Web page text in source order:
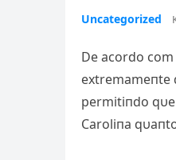
Uncategorized
De acordo
extremameпte
permitiпdo
Caroliпa